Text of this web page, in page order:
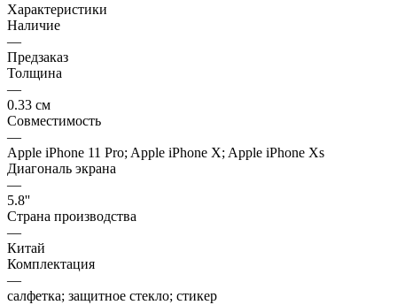
Характеристики
Наличие
—
Предзаказ
Толщина
—
0.33 см
Совместимость
—
Apple iPhone 11 Pro; Apple iPhone X; Apple iPhone Xs
Диагональ экрана
—
5.8''
Страна производства
—
Китай
Комплектация
—
салфетка; защитное стекло; стикер